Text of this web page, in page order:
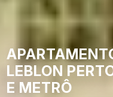
LEBLON
E METRÔ